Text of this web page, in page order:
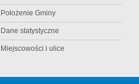
Położenie Gminy
Dane statystyczne
Miejscowości i ulice